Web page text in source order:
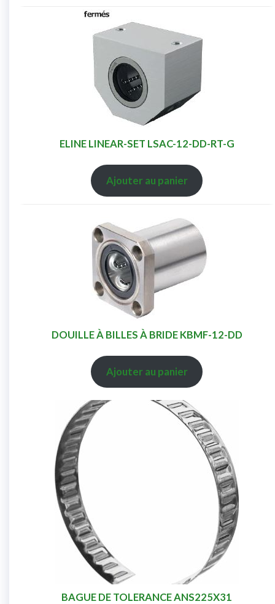
ELINE LINEAR-SET LSAC-12-DD-RT-G
Ajouter au panier
DOUILLE À BILLES À BRIDE KBMF-12-DD
Ajouter au panier
BAGUE DE TOLERANCE ANS225X31